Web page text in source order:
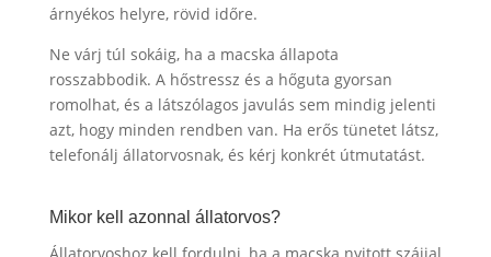
árnyékos helyre, rövid időre.
Ne várj túl sokáig, ha a macska állapota
rosszabbodik. A hőstressz és a hőguta gyorsan
romolhat, és a látszólagos javulás sem mindig jelenti
azt, hogy minden rendben van. Ha erős tünetet látsz,
telefonálj állatorvosnak, és kérj konkrét útmutatást.
Mikor kell azonnal állatorvos?